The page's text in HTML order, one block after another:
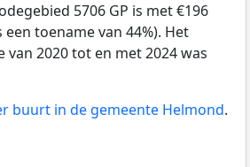
5706 GP is met €196
toename van 44%). Het
2020 tot en met 2024 was
buurt in de gemeente Helmond.